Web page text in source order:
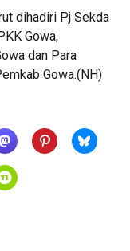
dihadiri Pj Sekda
Gowa,
dan Para
Gowa.(NH)